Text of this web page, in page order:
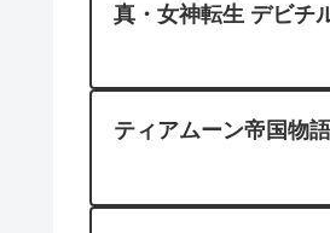
真・女神転生 デビチ
ティアムーン帝国物